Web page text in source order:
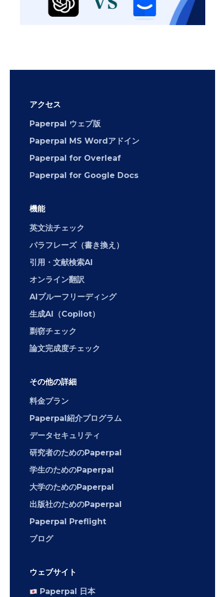
アクセス
Paperpal ウェブ版
Paperpal MS Wordアドイン
Paperpal for Overleaf
Paperpal for Google Docs
機能
英文法チェック
パラフレーズ（書き換え）
引用・文献検索AI
オンライン翻訳
AIプルーフリーディング
生成AI（Copilot）
剽窃チェック
論文完成度チェック
その他の詳細
料金プラン
Paperpal紹介プログラム
データセキュリティ
研究者のためのPaperpal
学生のためのPaperpal
大学のためのPaperpal
出版社のためのPaperpal
Paperpal Preflight
ブログ
ウェブサイト
Paperpal 日本